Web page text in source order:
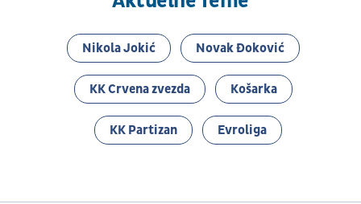
Nikola Jokić Novak Đoković
KK Crvena zvezda Košarka
KK Partizan Evroliga